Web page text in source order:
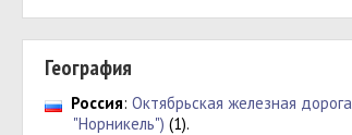
География
Россия: Октябрьская железная дорога
"Норникель") (1).